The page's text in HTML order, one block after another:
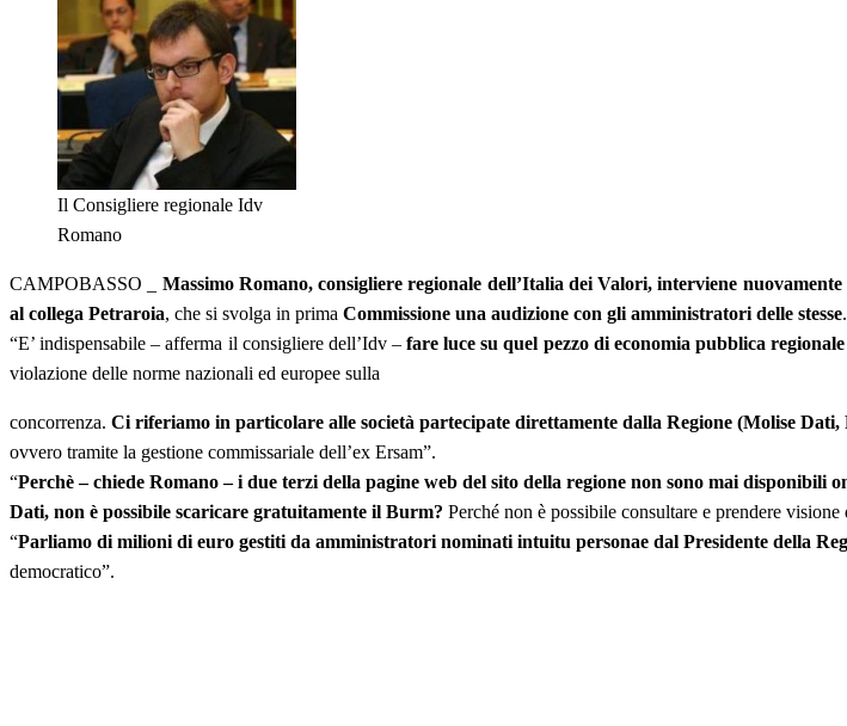
Il Consigliere regionale Idv
Romano
CAMPOBASSO _ Massimo Romano, consigliere regionale dell’Italia dei Valori, interviene
al collega Petraroia, che si svolga in prima Commissione una audizione con gli amministratori delle stesse.
“E’ indispensabile – afferma il consigliere dell’Idv – fare luce su quel pezzo di economia pubblica
violazione delle norme nazionali ed europee sulla
concorrenza. Ci riferiamo in particolare alle società partecipate direttamente dalla Regione (Molise Dati,
ovvero tramite la gestione commissariale dell’ex Ersam”.
“Perchè – chiede Romano – i due terzi della pagine web del sito della regione non sono mai
Dati, non è possibile scaricare gratuitamente il Burm? Perché non è possibile consultare e prendere
“Parliamo di milioni di euro gestiti da amministratori nominati intuitu personae dal Presidente della
democratico”.